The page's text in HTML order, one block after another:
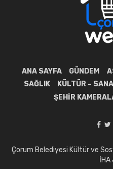
ANA SAYFA GÜNDEM
SAĞLIK
KÜLTÜR –
ŞEHIR
Çorum Belediyesi Kültür ve
İHA